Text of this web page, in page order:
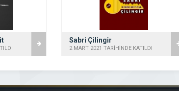
Sabri Çilingir
2 MART 2021 TARİHİNDE KATILDI